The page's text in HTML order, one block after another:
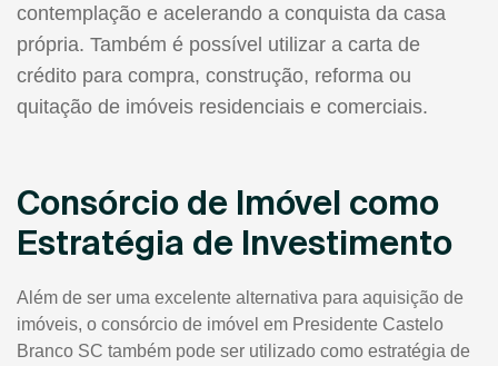
contemplação e acelerando a conquista da casa
própria. Também é possível utilizar a carta de
crédito para compra, construção, reforma ou
quitação de imóveis residenciais e comerciais.
Consórcio de Imóvel como
Estratégia de Investimento
Além de ser uma excelente alternativa para aquisição de
imóveis, o consórcio de imóvel em Presidente Castelo
Branco SC também pode ser utilizado como estratégia de